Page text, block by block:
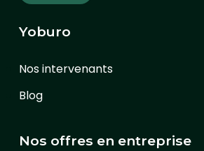
Yoburo
Nos intervenants
Blog
Nos offres en entreprise